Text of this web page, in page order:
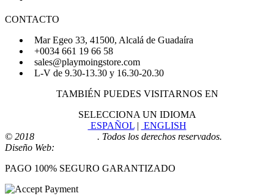
CONTACTO
Mar Egeo 33, 41500, Alcalá de Guadaíra
+0034 661 19 66 58
sales@playmoingstore.com
L-V de 9.30-13.30 y 16.30-20.30
TAMBIÉN PUEDES VISITARNOS EN
SELECCIONA UN IDIOMA
ESPAÑOL| ENGLISH
© 2018
. Todos los derechos reservados.
Diseño Web:
PAGO 100% SEGURO GARANTIZADO